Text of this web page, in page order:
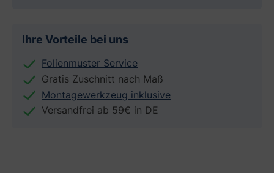
Ihre Vorteile bei uns
Folienmuster Service
Gratis Zuschnitt nach Maß
Montagewerkzeug inklusive
Versandfrei ab 59€ in DE